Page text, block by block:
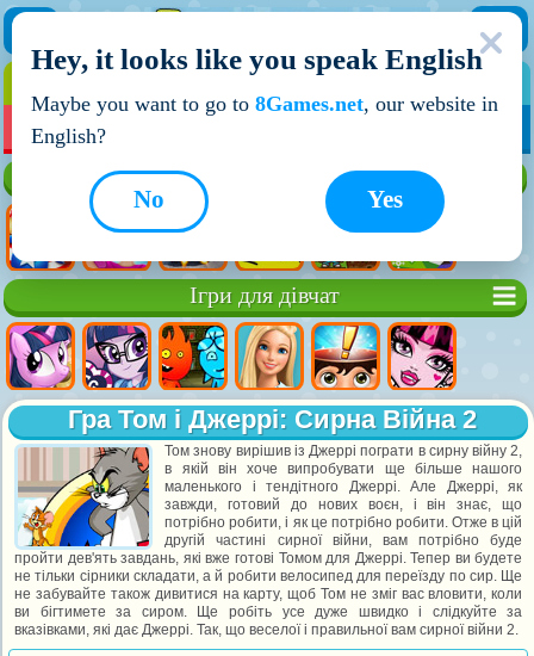
НОВІ ІГРИ
Ігри для дівчат
Гра Том і Джеррі: Сирна Війна 2
Том знову вирішив із Джеррі пограти в сирну війну 2,
в якій він хоче випробувати ще більше нашого
маленького і тендітного Джеррі. Але Джеррі, як
завжди, готовий до нових воєн, і він знає, що
потрібно робити, і як це потрібно робити. Отже в цій
другій частині сирної війни, вам потрібно буде
пройти дев'ять завдань, які вже готові Томом для Джеррі. Тепер ви будете
не тільки сірники складати, а й робити велосипед для переїзду по сир. Ще
не забувайте також дивитися на карту, щоб Том не зміг вас вловити, коли
ви бігтимете за сиром. Ще робіть усе дуже швидко і слідкуйте за
вказівками, які дає Джеррі. Так, що веселої і правильної вам сирної війни 2.
Hey, it looks like you speak English
Maybe you want to go to 8Games.net, our website in
English?
Yes
No